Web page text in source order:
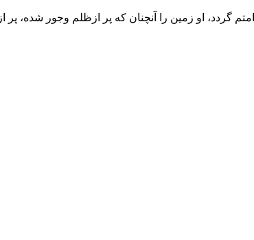
گردد، او زمین را آنچنان که پر ازظلم وجور شده، پر